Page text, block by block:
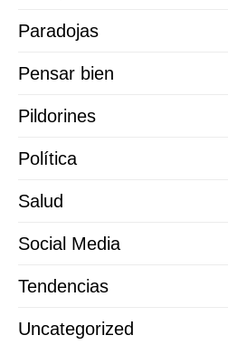
Paradojas
Pensar bien
Pildorines
Política
Salud
Social Media
Tendencias
Uncategorized